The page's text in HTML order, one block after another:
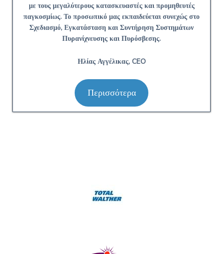
με τους μεγαλύτερους κατασκευαστές και προμηθευτές
παγκοσμίως. Το προσωπικό μας εκπαιδεύεται συνεχώς στο
Σχεδιασμό, Εγκατάσταση και Συντήρηση Συστημάτων
Πυρανίχνευσης και Πυρόσβεσης.
Ηλίας Αγγέλικας, CEO
Περισσότερα